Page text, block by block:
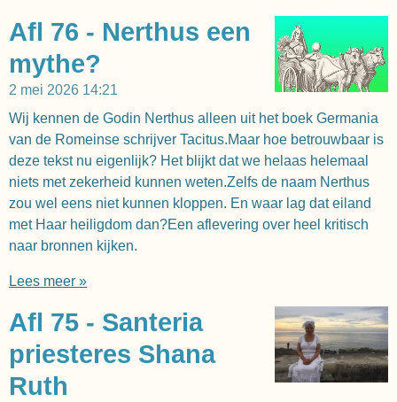
Afl 76 - Nerthus een
mythe?
2 mei 2026 14:21
Wij kennen de Godin Nerthus alleen uit het boek Germania
van de Romeinse schrijver Tacitus.Maar hoe betrouwbaar is
deze tekst nu eigenlijk? Het blijkt dat we helaas helemaal
niets met zekerheid kunnen weten.Zelfs de naam Nerthus
zou wel eens niet kunnen kloppen. En waar lag dat eiland
met Haar heiligdom dan?Een aflevering over heel kritisch
naar bronnen kijken.
Lees meer »
Afl 75 - Santeria
priesteres Shana
Ruth